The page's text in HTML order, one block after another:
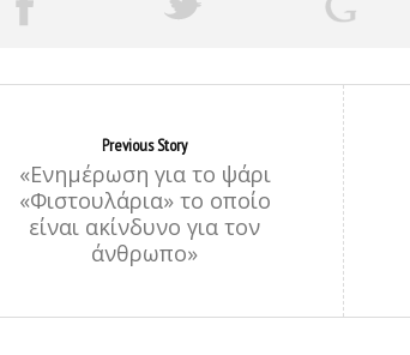
Previous Story
«Ενημέρωση για το ψάρι
«Φιστουλάρια» το οποίο
είναι ακίνδυνο για τον
άνθρωπο»